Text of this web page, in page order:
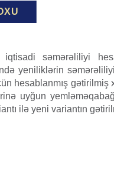
iqtisadi səmərəliliyi
yeniliklərin
hesablanmış gətirilmiş
uyğun
ilə yeni variantın